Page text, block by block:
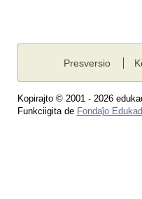
Presversio
Kopirajto © 2001 - 2026
Funkciigita de Fondaĵo